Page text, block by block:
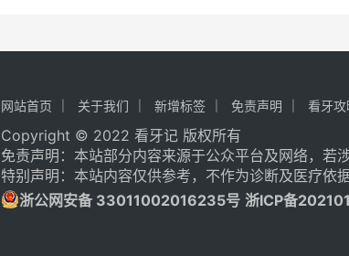
网站首页 关于我们 新增标签 免责声明 看牙攻
Copyright © 2022 看牙记 版权所有
免责声明：本站部分内容来源于公众平台及网络，若
特别声明：本站内容仅供参考，不作为诊断及医疗依据
浙公网安备 33011002016235号 浙ICP备